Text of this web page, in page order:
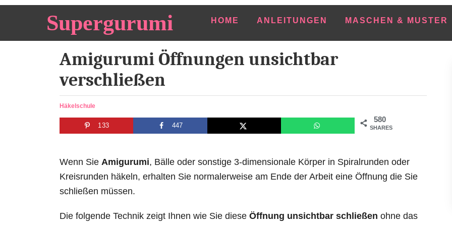
i
HOME ANLEITUNGEN MASCHEN & MUSTER
Supergurumi
Amigurumi Öffnungen unsichtbar
verschließen
C
a
o
i
e
Häkelschule
580
SHARES
133 447
Wenn Sie Amigurumi, Bälle oder sonstige 3-dimensionale Körper in Spiralrunden oder
Kreisrunden häkeln, erhalten Sie normalerweise am Ende der Arbeit eine Öffnung die Sie
schließen müssen.
Die folgende Technik zeigt Ihnen wie Sie diese Öffnung unsichtbar schließen ohne das